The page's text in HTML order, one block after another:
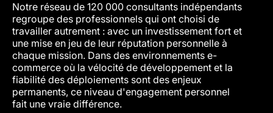
Notre réseau de 120 000 consultants indépendants
regroupe des professionnels qui ont choisi de
travailler autrement : avec un investissement fort et
une mise en jeu de leur réputation personnelle à
chaque mission. Dans des environnements e-
commerce où la vélocité de développement et la
fiabilité des déploiements sont des enjeux
permanents, ce niveau d'engagement personnel
fait une vraie différence.